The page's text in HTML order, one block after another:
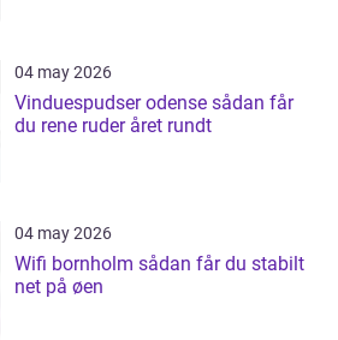
04 may 2026
Vinduespudser odense sådan får
du rene ruder året rundt
04 may 2026
Wifi bornholm sådan får du stabilt
net på øen